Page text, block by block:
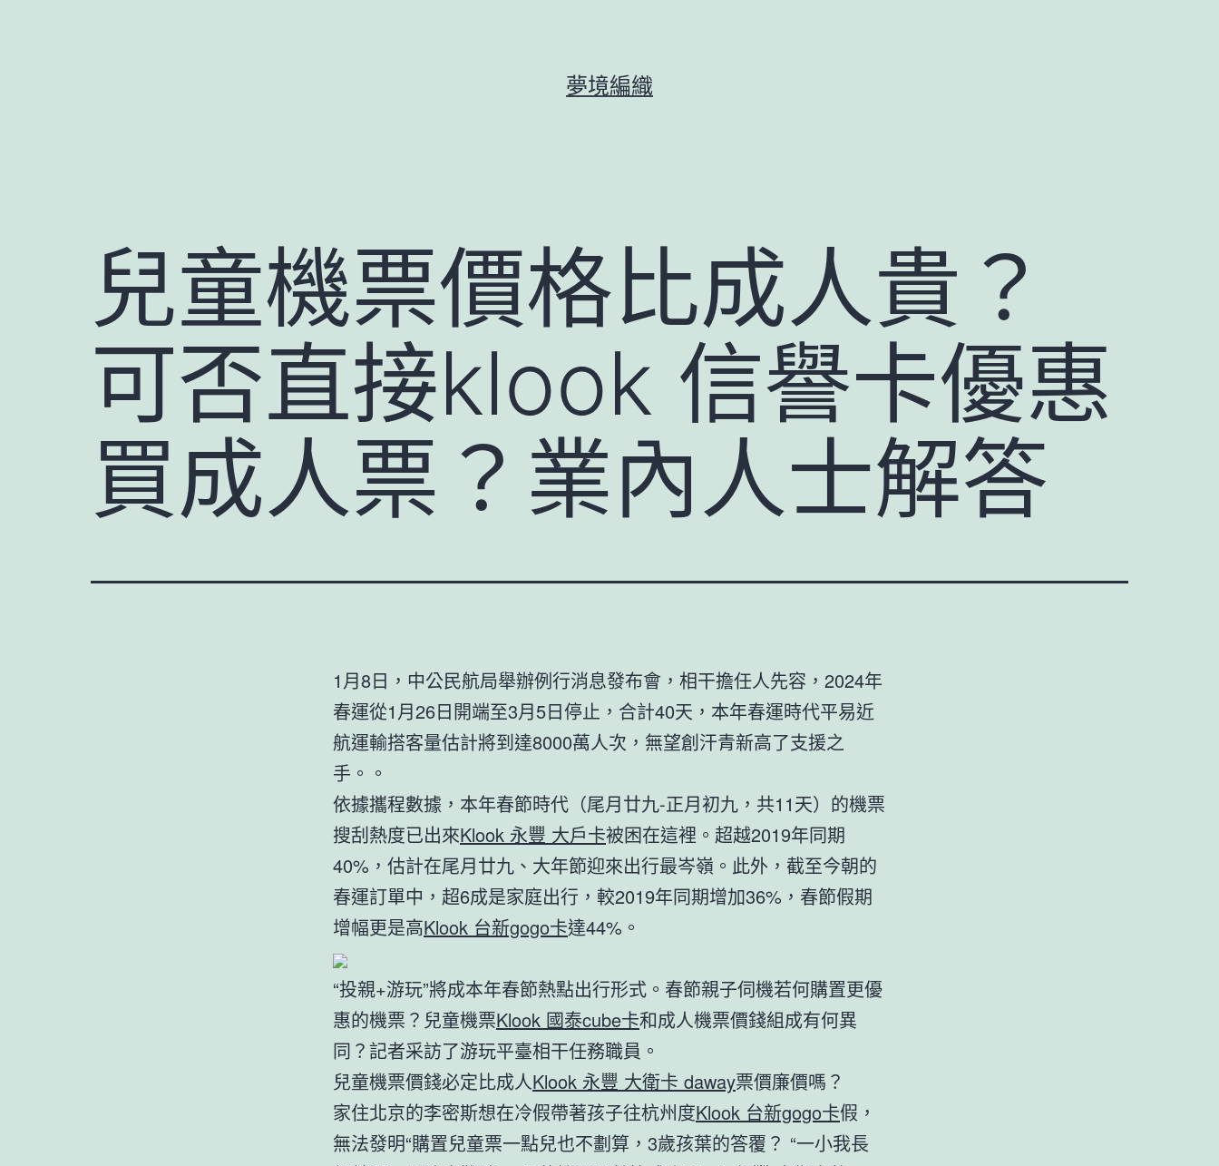
夢境編織
兒童機票價格比成人貴？
可否直接klook 信譽卡優惠
買成人票？業內人士解答
1月8日，中公民航局舉辦例行消息發布會，相干擔任人先容，2024年
春運從1月26日開端至3月5日停止，合計40天，本年春運時代平易近
航運輸搭客量估計將到達8000萬人次，無望創汗青新高了支援之
手。。
依據攜程數據，本年春節時代（尾月廿九-正月初九，共11天）的機票
搜刮熱度已出來Klook 永豐 大戶卡被困在這裡。超越2019年同期
40%，估計在尾月廿九、大年節迎來出行最岑嶺。此外，截至今朝的
春運訂單中，超6成是家庭出行，較2019年同期增加36%，春節假期
增幅更是高Klook 台新gogo卡達44%。
“投親+游玩”將成本年春節熱點出行形式。春節親子伺機若何購置更優
惠的機票？兒童機票Klook 國泰cube卡和成人機票價錢組成有何異
同？記者采訪了游玩平臺相干任務職員。
兒童機票價錢必定比成人Klook 永豐 大衛卡 daway票價廉價嗎？
家住北京的李密斯想在冷假帶著孩子往杭州度Klook 台新gogo卡假，
無法發明“購置兒童票一點兒也不劃算，3歲孩葉的答覆？ “一小我長